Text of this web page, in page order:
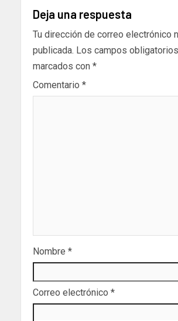
Deja una respuesta
Tu dirección de correo electrónico
publicada. Los campos
marcados con *
Comentario *
Nombre *
Correo electrónico *